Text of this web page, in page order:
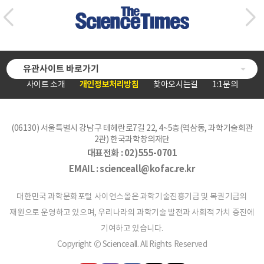
사이트 소개 개인정보처리방침 찾아오시는길 1:1문의
유관사이트 바로가기
(06130) 서울특별시 강남구 테헤란로7길 22, 4~5층(역삼동, 과학기술회관
2관) 한국과학창의재단
대표전화 : 02)555-0701
EMAIL :scienceall@kofac.re.kr
대한민국 과학문화포털 사이언스올은 과학기술진흥기금 및 복권기금의
재원으로 운영하고 있으며, 우리나라의 과학기술 발전과 사회적 가치 증진에
기여하고 있습니다.
Copyright © Scienceall. All Rights Reserved